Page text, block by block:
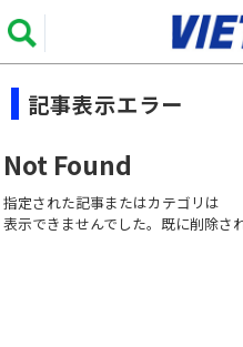
記事表示エラー
Not Found
指定された記事またはカテゴリは
表示できませんでした。既に削除さ